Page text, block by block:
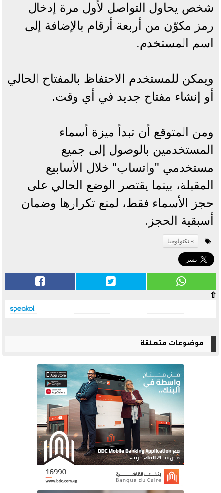
شخص يحاول التواصل لأول مرة إدخال
رمز مكوّن من أربعة أرقام بالإضافة إلى
اسم المستخدم.
ويمكن للمستخدم الاحتفاظ بالمفتاح الحالي
أو إنشاء مفتاح جديد في أي وقت.
ومن المتوقع أن تبدأ ميزة أسماء
المستخدمين بالوصول إلى جميع
مستخدمي "واتساب" خلال الأسابيع
المقبلة، بينما يقتصر الوضع الحالي على
حجز الأسماء فقط، لمنع تكرارها وضمان
أسبقية الحجز.
تكنولوجيا
⇧
موضوعات متعلقة